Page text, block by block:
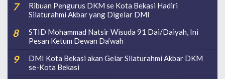
Ribuan Pengurus DKM se Kota Bekasi Hadiri
Silaturahmi Akbar yang Digelar DMI
STID Mohammad Natsir Wisuda 91 Dai/Daiyah, Ini
Pesan Ketum Dewan Da’wah
DMI Kota Bekasi akan Gelar Silaturahmi Akbar DKM
se-Kota Bekasi